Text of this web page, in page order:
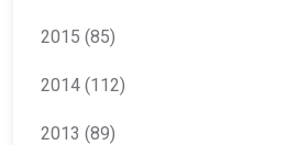
2015 (85)
2014 (112)
2013 (89)